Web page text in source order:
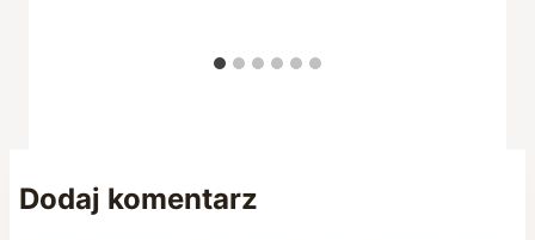
Dodaj komentarz